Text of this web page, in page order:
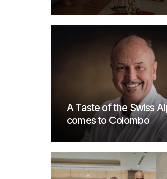
A Taste of the Swiss
comes to Colombo